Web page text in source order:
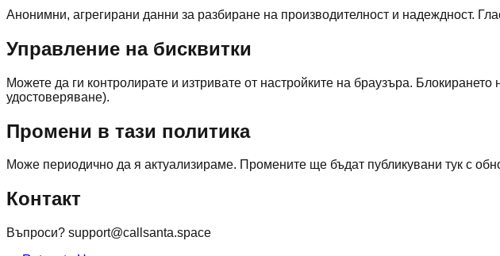
Анонимни, агрегирани данни за разбиране на производителност и надеждност.
Управление на бисквитки
Можете да ги контролирате и изтривате от настройките на браузъра.
удостоверяване).
Промени в тази политика
Може периодично да я актуализираме. Промените ще бъдат публикувани тук с
Контакт
Въпроси? support@callsanta.space